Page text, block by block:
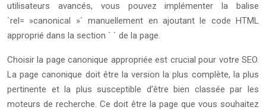
utilisateurs avancés, vous pouvez implémenter la balise
`rel= »canonical »` manuellement en ajoutant le code HTML
approprié dans la section ` ` de la page.
Choisir la page canonique appropriée est crucial pour votre SEO.
La page canonique doit être la version la plus complète, la plus
pertinente et la plus susceptible d’être bien classée par les
moteurs de recherche. Ce doit être la page que vous souhaitez